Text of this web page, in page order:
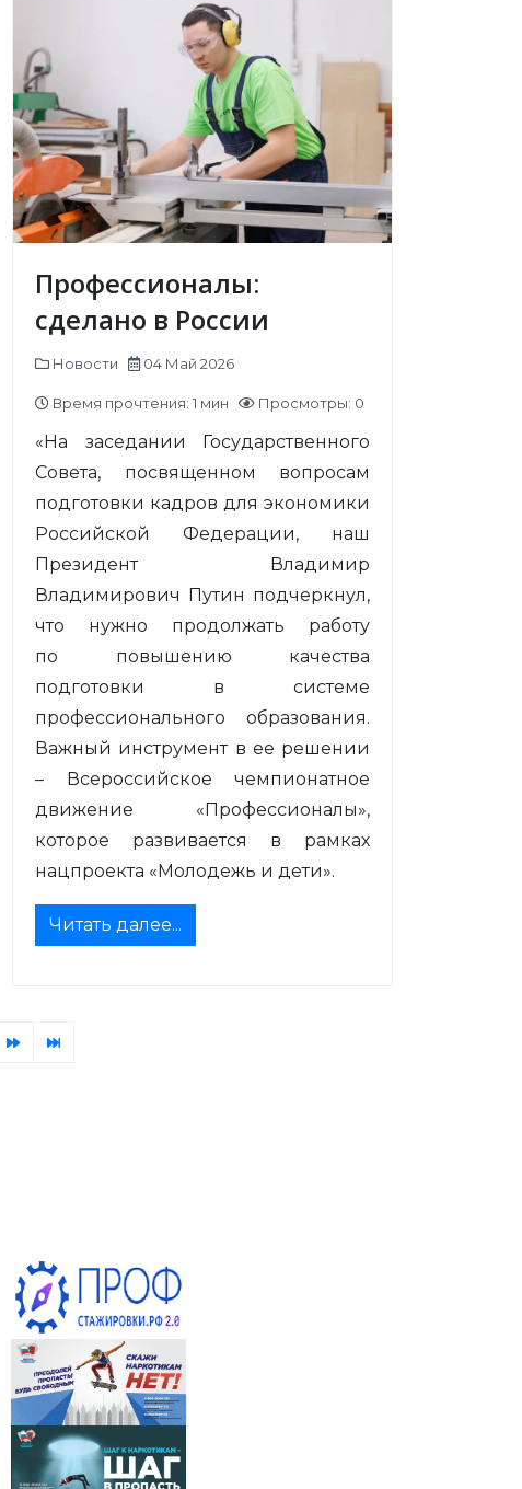
Профессионалы:
сделано в России
Новости 04 Май 2026
Время прочтения: 1 мин Просмотры: 0
«На заседании Государственного
Совета, посвященном вопросам
подготовки кадров для экономики
Российской Федерации, наш
Президент Владимир
Владимирович Путин подчеркнул,
что нужно продолжать работу
по повышению качества
подготовки в системе
профессионального образования.
Важный инструмент в ее решении
– Всероссийское чемпионатное
движение «Профессионалы»,
которое развивается в рамках
нацпроекта «Молодежь и дети».
Читать далее...